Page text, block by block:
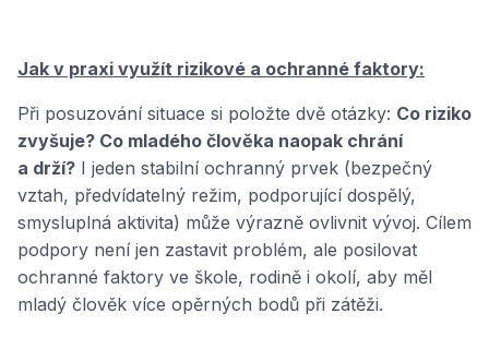
Jak v praxi využít rizikové a ochranné faktory:
Při posuzování situace si položte dvě otázky: Co riziko
zvyšuje? Co mladého člověka naopak chrání
a drží? I jeden stabilní ochranný prvek (bezpečný
vztah, předvídatelný režim, podporující dospělý,
smysluplná aktivita) může výrazně ovlivnit vývoj. Cílem
podpory není jen zastavit problém, ale posilovat
ochranné faktory ve škole, rodině i okolí, aby měl
mladý člověk více opěrných bodů při zátěži.